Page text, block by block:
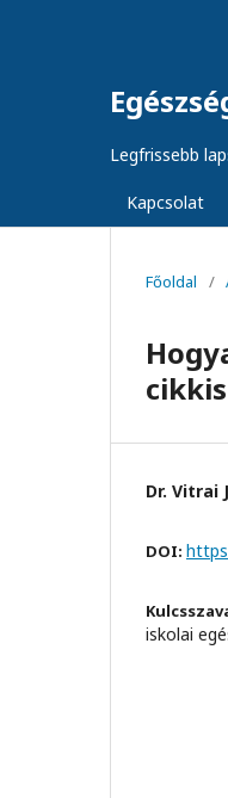
Legfrissebb
Kapcsolat
Főoldal /
Dr. Vitrai
DOI:
iskolai